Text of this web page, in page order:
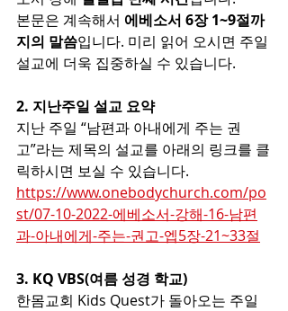
본문은 계속해서 에베소서 6장 1~9절까
지의 말씀입니다. 미리 읽어 오시면 주일
설교에 더욱 집중하실 수 있습니다.
2. 지난주일 설교 요약
지난 주일 “남편과 아내에게 주는 권
고”라는 제목의 설교를 아래의 링크를 클
릭하시면 보실 수 있습니다.
https://www.onebodychurch.com/po
st/07-10-2022-에베소서-강해-16-남편
과-아내에게-주는-권고-엡5장-21~33절
3. KQ VBS(여름 성경 학교)
한몸교회 Kids Quest가 돌아오는 주일